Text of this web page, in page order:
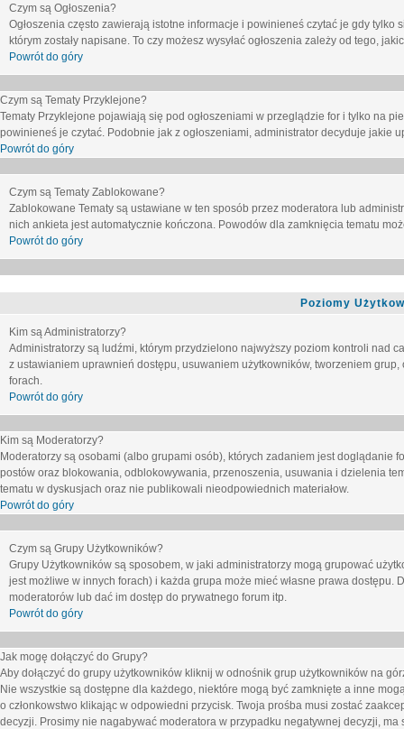
Czym są Ogłoszenia?
Ogłoszenia często zawierają istotne informacje i powinieneś czytać je gdy
którym zostały napisane. To czy możesz wysyłać ogłoszenia zależy od tego,
Powrót do góry
Czym są Tematy Przyklejone?
Tematy Przyklejone pojawiają się pod ogłoszeniami w przeglądzie for i tylko na
powinieneś je czytać. Podobnie jak z ogłoszeniami, administrator decyduje
Powrót do góry
Czym są Tematy Zablokowane?
Zablokowane Tematy są ustawiane w ten sposób przez moderatora lub
nich ankieta jest automatycznie kończona. Powodów dla zamknięcia tematu
Powrót do góry
Poziomy
Kim są Administratorzy?
Administratorzy są ludźmi, którym przydzielono najwyższy poziom kontroli nad
z ustawianiem uprawnień dostępu, usuwaniem użytkowników, tworzeniem
forach.
Powrót do góry
Kim są Moderatorzy?
Moderatorzy są osobami (albo grupami osób), których zadaniem jest
postów oraz blokowania, odblokowywania, przenoszenia, usuwania i dzielenia
tematu w dyskusjach oraz nie publikowali nieodpowiednich materiałow.
Powrót do góry
Czym są Grupy Użytkowników?
Grupy Użytkowników są sposobem, w jaki administratorzy mogą grupować
jest możliwe w innych forach) i każda grupa może mieć własne prawa
moderatorów lub dać im dostęp do prywatnego forum itp.
Powrót do góry
Jak mogę dołączyć do Grupy?
Aby dołączyć do grupy użytkowników kliknij w odnośnik grup użytkowników na
Nie wszystkie są dostępne dla każdego, niektóre mogą być zamknięte a inne
o członkowstwo klikając w odpowiedni przycisk. Twoja prośba musi zostać
decyzji. Prosimy nie nagabywać moderatora w przypadku negatywnej decyzji, ma